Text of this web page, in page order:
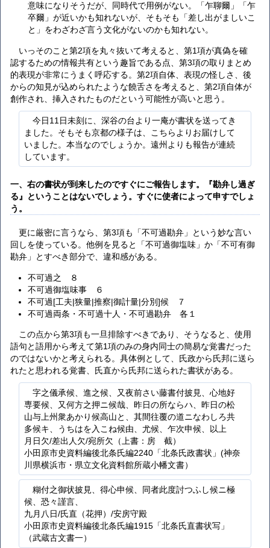
意味になりそうだが、同時代で用例がない。「乍聊爾」「乍
卒爾」が近いかも知れないが、そもそも「差し出がましいこ
と」をわざわざ言う文化がないのかも知れない。
いっそのこと第2項を丸々抜いて考えると、第1項が真偽を確
認するための情報共有という趣旨である点、第3項の取りまとめ
的表現が非常にうまく呼応する。第2項自体、表現の怪しさ、後
からの知見が込められたような饒舌さを考えると、第2項自体が
創作され、挿入されたものだという可能性が高いと思う。
今日11日未刻に、深谷の台より一庵が書状を送ってき
ました。そもそも京都の様子は、こちらよりお届けして
いました。本当なのでしょうか。遠州よりも報告が連続
しています。
一、右の書状が到来したのですぐにご報告します。『勘弁し過ぎ
る』ということはないでしょう。すぐに使者によって申すでしょ
う。
更に厳密に言うなら、第3項も「不可過勘弁」という妙な言い
回しを使っている。他例を見ると「不可過御塩味」か「不可有御
勘弁」とすべき部分で、違和感がある。
不可過之 ８
不可過御塩味事 ６
不可過[工夫|狭量|推察|御計量|分別]候 ７
不可過両条・不可過十人・不可過勘弁 各１
この点から第3項も一旦排除すべきであり、そうなると、使用
語句と語用から考えて第1項のみの身内同士の簡易な覚書だった
のではないかと考えられる。具体例として、氏政から氏邦に送ら
れたと思われる覚書、氏直から氏邦に送られた書状がある。
字之儀承候、進之候、又夜前さい藤書付披見、心地好
専要候、又何方之押ニ候哉、昨日の所ならハ、昨日の松
山与上州衆あかり候高山と、其間往覆の道ニなわしろ共
多候キ、うちはを入こね候由、尤候、乍次申候、以上
月日欠/差出人欠/宛所欠（上書：房 截）
小田原市史資料編後北条氏編2240「北条氏政書状」(神奈
川県横浜市・県立文化資料館所蔵小幡文書）
糊付之御状披見、得心申候、同者此度討つふし候ニ極
候、恐々謹言、
九月八日/氏直（花押）/安房守殿
小田原市史資料編後北条氏編1915「北条氏直書状写」
（武蔵古文書一）